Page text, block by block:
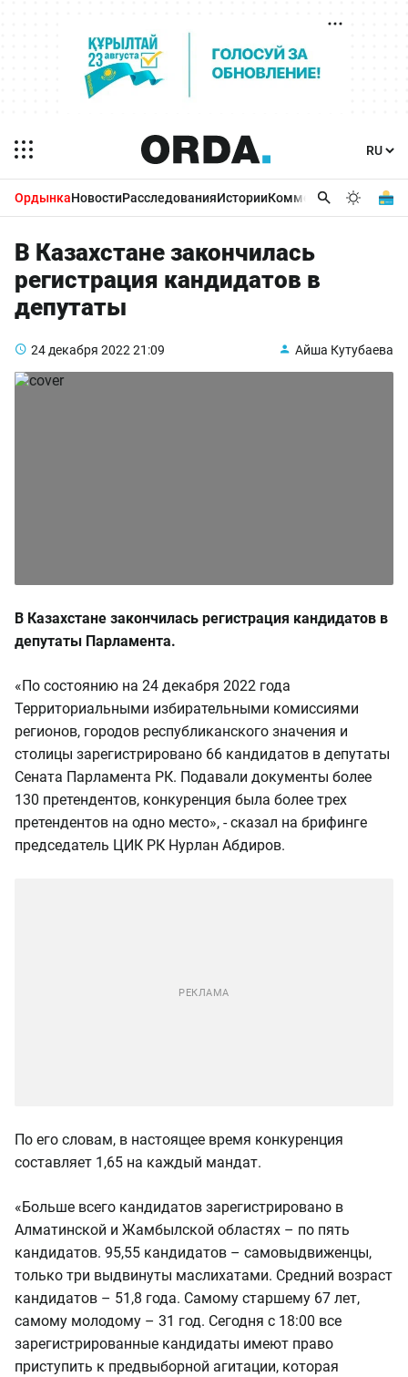
ОрдынкаНовостиРасследованияИсторииКомментарииБизнес
В Казахстане закончилась
регистрация кандидатов в
депутаты
24 декабря 2022 21:09 Айша Кутубаева
В Казахстане закончилась регистрация кандидатов в
депутаты Парламента.
«По состоянию на 24 декабря 2022 года
Территориальными избирательными комиссиями
регионов, городов республиканского значения и
столицы зарегистрировано 66 кандидатов в депутаты
Сената Парламента РК. Подавали документы более
130 претендентов, конкуренция была более трех
претендентов на одно место», - сказал на брифинге
председатель ЦИК РК Нурлан Абдиров.
По его словам, в настоящее время конкуренция
составляет 1,65 на каждый мандат.
«Больше всего кандидатов зарегистрировано в
Алматинской и Жамбылской областях – по пять
кандидатов. 95,55 кандидатов – самовыдвиженцы,
только три выдвинуты маслихатами. Средний возраст
кандидатов – 51,8 года. Самому старшему 67 лет,
самому молодому – 31 год. Сегодня с 18:00 все
зарегистрированные кандидаты имеют право
приступить к предвыборной агитации, которая